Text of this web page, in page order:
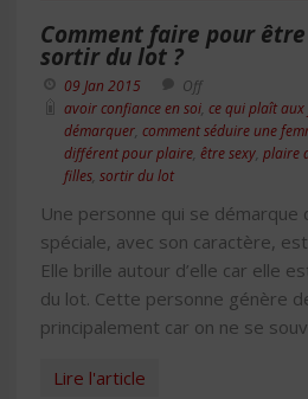
Comment faire pour
sortir du lot ?
09 Jan 2015
Off
avoir confiance en soi ce qui plaît aux
démarquer comment séduire une
différent pour plaire être sexy plaire
filles sortir du lot
Une personne qui se démarque
spéciale, avec son caractère,
Elle brille autour d’elle car elle
du lot. Cette personne génère
principalement car on ne se
Lire l'article